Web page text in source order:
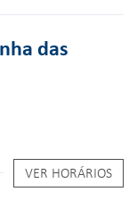
das
VER HORÁRIOS